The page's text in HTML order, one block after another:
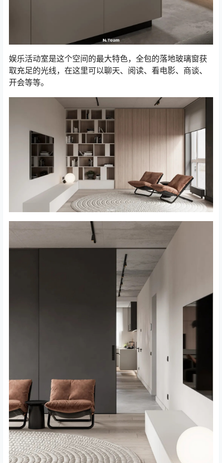
娱乐活动室是这个空间的最大特色，全包的落地玻璃窗获
取充足的光线，在这里可以聊天、阅读、看电影、商谈、
开会等等。